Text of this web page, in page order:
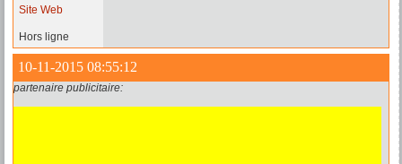
Site Web
Hors ligne
10-11-2015 08:55:12
partenaire publicitaire: